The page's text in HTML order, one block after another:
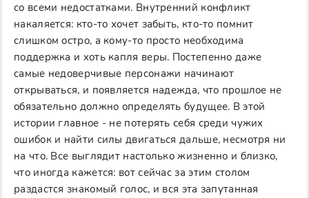
со всеми недостатками. Внутренний конфликт
накаляется: кто-то хочет забыть, кто-то помнит
слишком остро, а кому-то просто необходима
поддержка и хоть капля веры. Постепенно даже
самые недоверчивые персонажи начинают
открываться, и появляется надежда, что прошлое не
обязательно должно определять будущее. В этой
истории главное - не потерять себя среди чужих
ошибок и найти силы двигаться дальше, несмотря ни
на что. Все выглядит настолько жизненно и близко,
что иногда кажется: вот сейчас за этим столом
раздастся знакомый голос, и вся эта запутанная